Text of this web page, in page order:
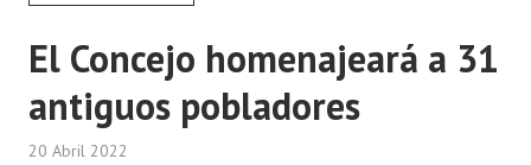
Noticias Destacadas
Registros y Distinciones
Datos Históricos
Premio al Mérito - Registro
El Concejo homenajeará a 31
antiguos pobladores
20 Abril 2022